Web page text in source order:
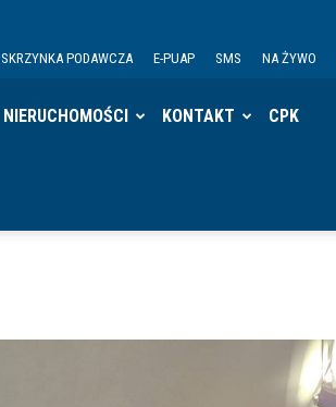
SKRZYNKA PODAWCZA E-PUAP SMS NA ŻYWO
NIERUCHOMOŚCI KONTAKT CPK